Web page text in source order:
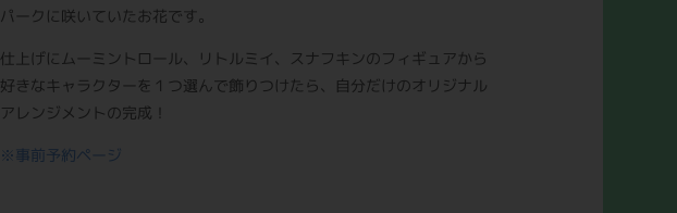
パークに咲いていたお花です。
仕上げにムーミントロール、リトルミイ、スナフキンのフィギュアから
好きなキャラクターを１つ選んで飾りつけたら、自分だけのオリジナル
アレンジメントの完成！
※事前予約ページ